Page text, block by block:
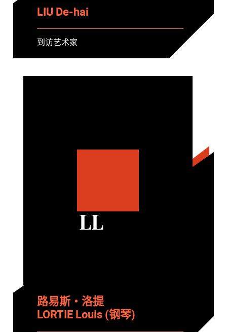
LIU De-hai
到访艺术家
LL
路易斯・洛提
LORTIE Louis (钢琴)